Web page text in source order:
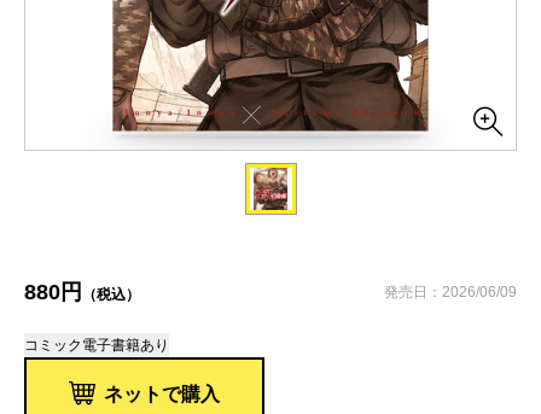
880円 （税込） 発売日：2026/06/09
コミック 電子書籍あり
ネットで購入